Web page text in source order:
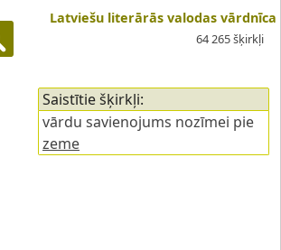
Latviešu literārās valodas vārdnīca
64 265 šķirkļi
Saistītie šķirkļi:
vārdu savienojums nozīmei pie
zeme